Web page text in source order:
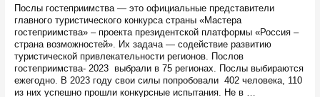
томограф
Послы гостеприимства — это официальные представители
главного туристического конкурса страны «Мастера
гостеприимства» – проекта президентской платформы «Россия –
страна возможностей». Их задача — содействие развитию
туристической привлекательности регионов. Послов
гостеприимства- 2023 выбрали в 75 регионах. Послы выбираются
ежегодно. В 2023 году свои силы попробовали 402 человека, 110
из них успешно прошли конкурсные испытания. Не в …